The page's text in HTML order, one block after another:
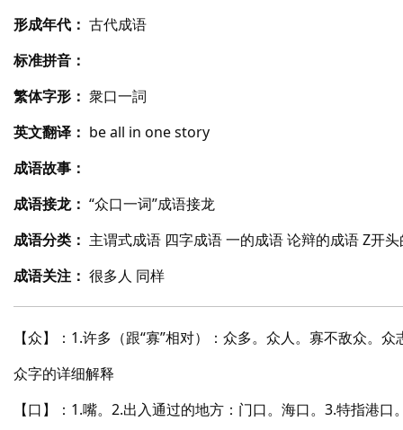
形成年代： 古代成语
标准拼音：
繁体字形： 衆口一詞
英文翻译： be all in one story
成语故事：
成语接龙： “众口一词”成语接龙
成语分类： 主谓式成语 四字成语 一的成语 论辩的成语 Z开
成语关注： 很多人 同样
【众】：1.许多（跟“寡”相对）：众多。众人。寡不敌众。
众字的详细解释
【口】：1.嘴。2.出入通过的地方：门口。海口。3.特指港